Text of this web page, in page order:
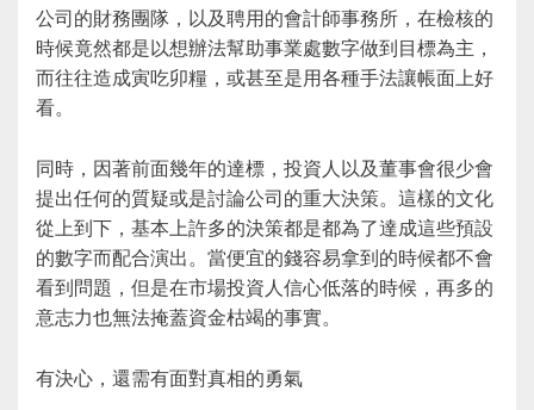
公司的財務團隊，以及聘用的會計師事務所，在檢核的
時候竟然都是以想辦法幫助事業處數字做到目標為主，
而往往造成寅吃卯糧，或甚至是用各種手法讓帳面上好
看。
同時，因著前面幾年的達標，投資人以及董事會很少會
提出任何的質疑或是討論公司的重大決策。這樣的文化
從上到下，基本上許多的決策都是都為了達成這些預設
的數字而配合演出。當便宜的錢容易拿到的時候都不會
看到問題，但是在市場投資人信心低落的時候，再多的
意志力也無法掩蓋資金枯竭的事實。
有決心，還需有面對真相的勇氣